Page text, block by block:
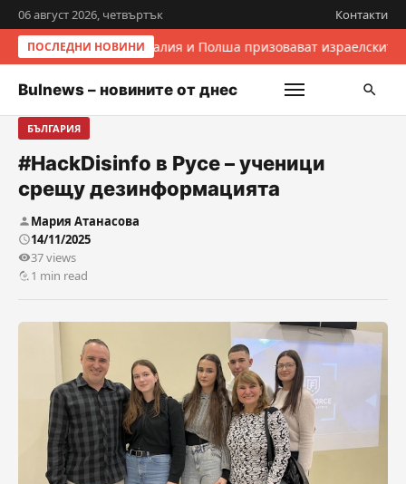
06 август 2026, четвъртък Контакти
ПОСЛЕДНИ НОВИНИИталия и Полша призовават
Bulnews – новините от днес
БЪЛГАРИЯ
#HackDisinfo в Русе – ученици
срещу дезинформацията
Мария Атанасова
14/11/2025
37 views
1 min read